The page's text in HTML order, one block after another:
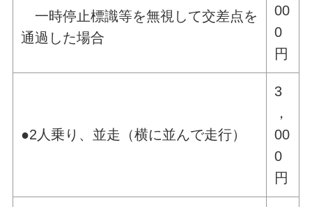
一時停止標識等を無視して交差点を
通過した場合
00
0
円
●2人乗り、並走（横に並んで走行）
3
，
00
0
円